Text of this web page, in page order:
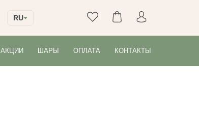
RU
АКЦИИ ШАРЫ ОПЛАТА КОНТАКТЫ